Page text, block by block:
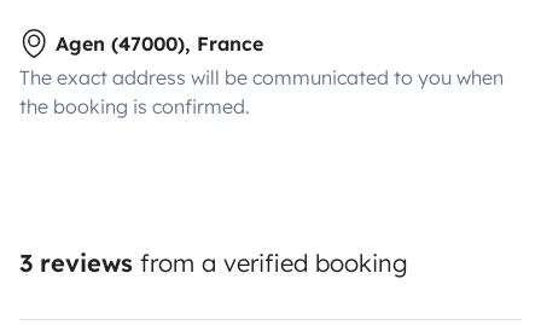
Agen (47000), France
The exact address will be communicated to you when
the booking is confirmed.
3 reviews from a verified booking